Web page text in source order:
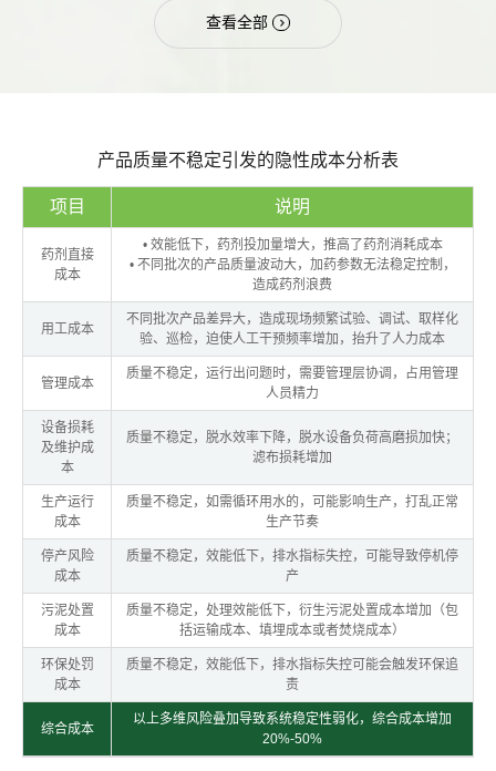
查看全部
产品质量不稳定引发的隐性成本分析表
项目 说明
药剂直接
成本
• 效能低下，药剂投加量增大，推高了药剂消耗成本
• 不同批次的产品质量波动大，加药参数无法稳定控制，
造成药剂浪费
用工成本
不同批次产品差异大，造成现场频繁试验、调试、取样化
验、巡检，迫使人工干预频率增加，抬升了人力成本
管理成本
质量不稳定，运行出问题时，需要管理层协调，占用管理
人员精力
设备损耗
及维护成
本
质量不稳定，脱水效率下降，脱水设备负荷高磨损加快；
滤布损耗增加
生产运行
成本
质量不稳定，如需循环用水的，可能影响生产，打乱正常
生产节奏
停产风险
成本
质量不稳定，效能低下，排水指标失控，可能导致停机停
产
污泥处置
成本
质量不稳定，处理效能低下，衍生污泥处置成本增加（包
括运输成本、填埋成本或者焚烧成本）
环保处罚
成本
质量不稳定，效能低下，排水指标失控可能会触发环保追
责
综合成本
以上多维风险叠加导致系统稳定性弱化，综合成本增加
20%-50%